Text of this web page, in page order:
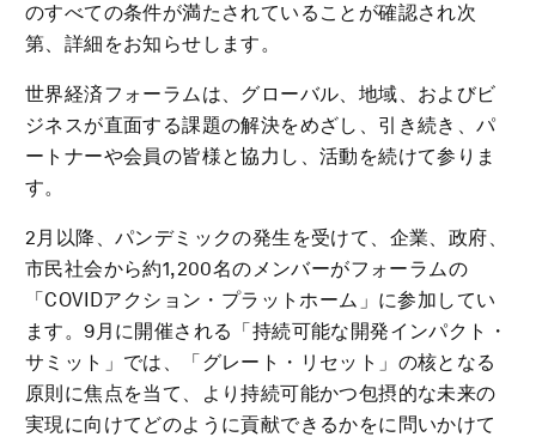
のすべての条件が満たされていることが確認され次
第、詳細をお知らせします。
世界経済フォーラムは、グローバル、地域、およびビ
ジネスが直面する課題の解決をめざし、引き続き、パ
ートナーや会員の皆様と協力し、活動を続けて参りま
す。
2月以降、パンデミックの発生を受けて、企業、政府、
市民社会から約1,200名のメンバーがフォーラムの
「COVIDアクション・プラットホーム」に参加してい
ます。9月に開催される「持続可能な開発インパクト・
サミット」では、「グレート・リセット」の核となる
原則に焦点を当て、より持続可能かつ包摂的な未来の
実現に向けてどのように貢献できるかをに問いかけて